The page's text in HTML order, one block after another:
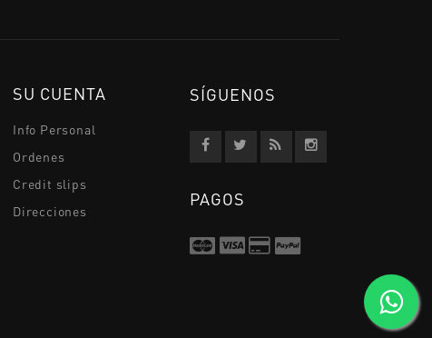
SU CUENTA
Info Personal
Ordenes
Credit slips
Direcciones
SÍGUENOS
PAGOS